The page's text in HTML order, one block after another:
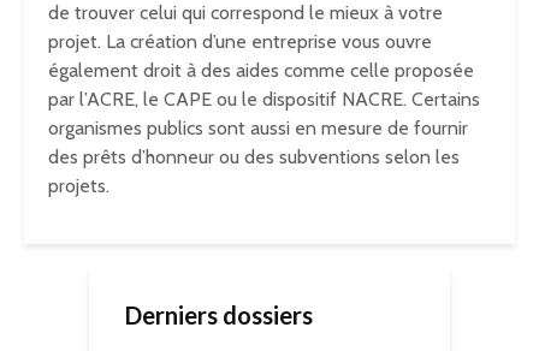
de trouver celui qui correspond le mieux à votre
projet. La création d’une entreprise vous ouvre
également droit à des aides comme celle proposée
par l’ACRE, le CAPE ou le dispositif NACRE. Certains
organismes publics sont aussi en mesure de fournir
des prêts d’honneur ou des subventions selon les
projets.
Derniers dossiers